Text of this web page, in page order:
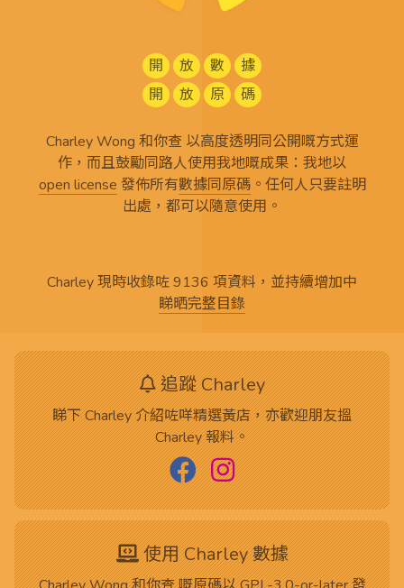
開 放 數
據
開
放 原 碼
Charley Wong 和你查 以高度透明同公開嘅方式運
作，而且鼓勵同路人使用我地嘅成果：我地以
open license 發佈所有數據同原碼。任何人只要註明
出處，都可以隨意使用。
Charley 現時收錄咗 9136 項資料，並持續增加中
睇晒完整目錄
追蹤 Charley
睇下 Charley 介紹咗咩精選黃店，亦歡迎朋友搵
Charley 報料。
使用 Charley 數據